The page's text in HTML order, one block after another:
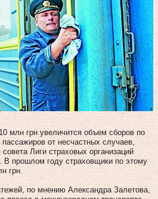
млн грн увеличится объем сборов по
от несчастных случаев,
Лиги страховых организаций
В прошлом году страховщики по этому
грн.
по мнению Александра Залетова,